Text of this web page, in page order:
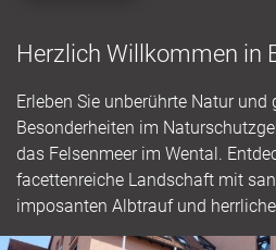
Herzlich Willkommen in
Erleben Sie unberührte Natur und
Besonderheiten im
das Felsenmeer im Wental.
facettenreiche Landschaft mit
imposanten Albtrauf und